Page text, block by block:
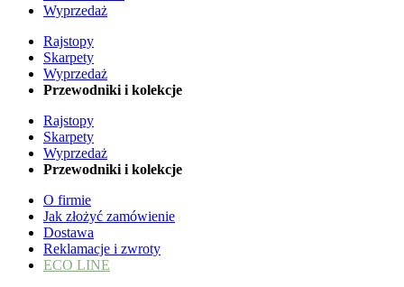
Wyprzedaż
Rajstopy
Skarpety
Wyprzedaż
Przewodniki i kolekcje
Rajstopy
Skarpety
Wyprzedaż
Przewodniki i kolekcje
O firmie
Jak złożyć zamówienie
Dostawa
Reklamacje i zwroty
ECO LINE